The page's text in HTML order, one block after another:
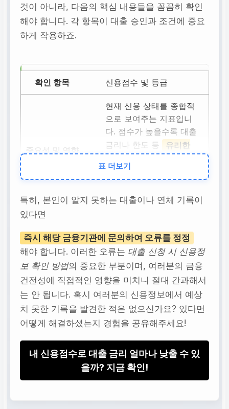
것이 아니라, 다음의 핵심 내용들을 꼼꼼히 확인
해야 합니다. 각 항목이 대출 승인과 조건에 중요
하게 작용하죠.
신용점수 및 등급
현재 신용 상태를 종합적
으로 보여주는 지표입니
다. 점수가 높을수록 대출
금리나 한도 등
유리한
을 받을 확률이 높아집니
보유 중인 대출 종류, 잔
액, 연체 여부를 확인하
세요. 과도한 대출이나 연
체는 신용점수에 부정적
인 영향
을 줍니다.
신용카드 사용 내역
카드 사용 금액, 연체 여
부를 확인하세요. 현금서
표 더보기
특히, 본인이 알지 못하는 대출이나 연체 기록이
있다면
즉시 해당 금융기관에 문의하여 오류를 정정
해야 합니다. 이러한 오류는 대출 신청 시 신용정
보 확인 방법의 중요한 부분이며, 여러분의 금융
건전성에 직접적인 영향을 미치니 절대 간과해서
는 안 됩니다. 혹시 여러분의 신용정보에서 예상
치 못한 기록을 발견한 적은 없으신가요? 있다면
어떻게 해결하셨는지 경험을 공유해주세요!
내 신용점수로 대출 금리 얼마나 낮출 수 있
을까? 지금 확인!